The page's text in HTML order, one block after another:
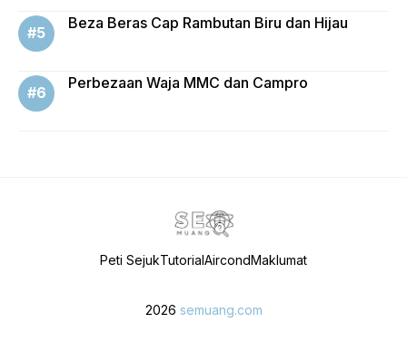
Beza Beras Cap Rambutan Biru dan Hijau
Perbezaan Waja MMC dan Campro
Peti SejukTutorialAircondMaklumat
2026 semuang.com